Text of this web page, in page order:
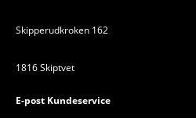
Skipperudkroken 162
1816 Skiptvet
E-post Kundeservice